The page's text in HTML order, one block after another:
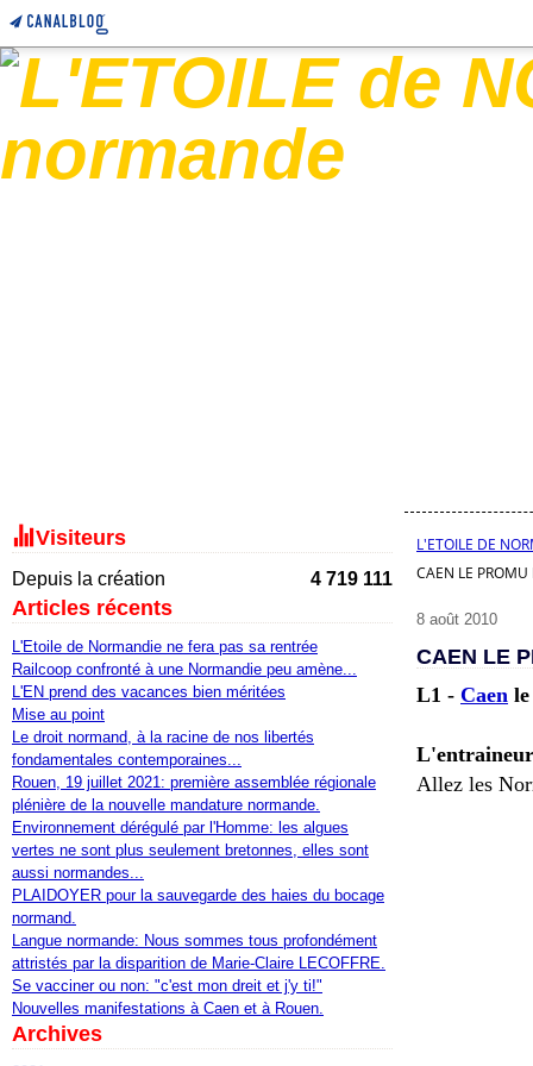
Visiteurs
Depuis la création 4 719 111
Articles récents
L'Etoile de Normandie ne fera pas sa rentrée
Railcoop confronté à une Normandie peu amène...
L'EN prend des vacances bien méritées
Mise au point
Le droit normand, à la racine de nos libertés
fondamentales contemporaines...
Rouen, 19 juillet 2021: première assemblée régionale
plénière de la nouvelle mandature normande.
Environnement dérégulé par l'Homme: les algues
vertes ne sont plus seulement bretonnes, elles sont
aussi normandes...
PLAIDOYER pour la sauvegarde des haies du bocage
normand.
Langue normande: Nous sommes tous profondément
attristés par la disparition de Marie-Claire LECOFFRE.
Se vacciner ou non: "c'est mon dreit et j'y ti!"
Nouvelles manifestations à Caen et à Rouen.
Archives
L'ETOILE DE
CAEN LE
8 août 2010
CAEN LE
L1 - Caen
Allez les